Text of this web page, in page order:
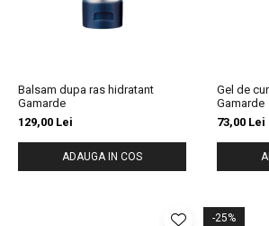
Balsam dupa ras hidratant
Gamarde
129,00 Lei
ADAUGA IN COS
Gel de
Gamarde
73,00 Lei
-25%